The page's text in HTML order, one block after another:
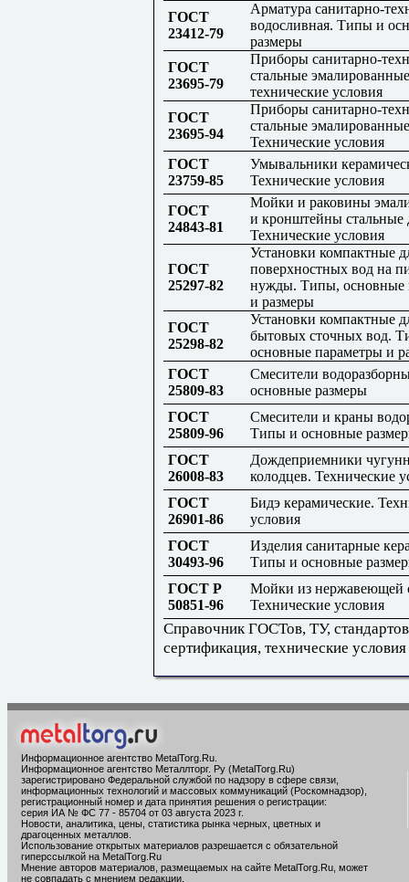
ГОСТ
23412-79
Арматура санитарно-
водосливная. Типы и
размеры
ГОСТ
23695-79
Приборы санитарно-
стальные
технические условия
ГОСТ
23695-94
Приборы санитарно-
стальные
Технические условия
ГОСТ
23759-85
Умывальники
Технические условия
ГОСТ
24843-81
Мойки и раковины
и кронштейны стальные
Технические условия
ГОСТ
25297-82
Установки компактные
поверхностных вод на
нужды. Типы, основные
и размеры
ГОСТ
25298-82
Установки компактные
бытовых сточных вод.
основные параметры и
ГОСТ
25809-83
Смесители
основные размеры
ГОСТ
25809-96
Смесители и краны
Типы и основные
ГОСТ
26008-83
Дождеприемники
колодцев. Технические
ГОСТ
26901-86
Бидэ керамические.
условия
ГОСТ
30493-96
Изделия санитарные
Типы и основные
ГОСТ Р
50851-96
Мойки из нержавеющей
Технические условия
Справочник ГОСТов, ТУ,
сертификация, технические условия
Информационное агентство MetalTorg.Ru
Информационное агентство Металлторг. Ру (MetalTorg.Ru)
зарегистрировано Федеральной службой по надзору в сфере связи,
информационных технологий и массовых коммуникаций (Роскомнадзор),
регистрационный номер и дата принятия решения о регистрации:
серия ИА № ФС 77 - 85704 от 03 августа 2023 г.
Новости, аналитика, цены, статистика рынка черных, цветных и
драгоценных металлов.
Использование открытых материалов разрешается с обязательной
гиперссылкой на MetalTorg.Ru
Мнение авторов материалов, размещаемых на сайте MetalTorg.Ru, может
не совпадать с мнением редакции.